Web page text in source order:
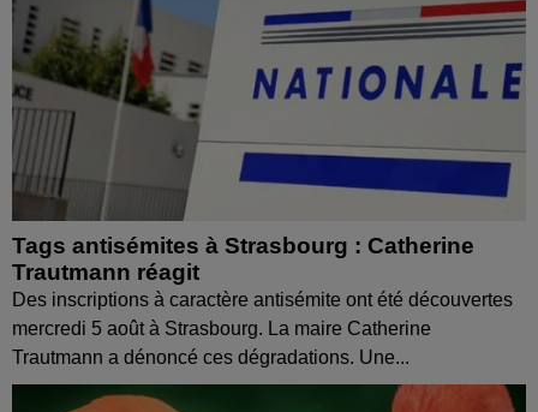
Tags antisémites à Strasbourg : Catherine
Trautmann réagit
Des inscriptions à caractère antisémite ont été découvertes
mercredi 5 août à Strasbourg. La maire Catherine
Trautmann a dénoncé ces dégradations. Une...